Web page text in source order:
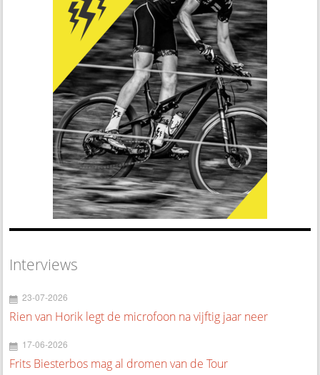
Interviews
23-07-2026
Rien van Horik legt de microfoon na vijftig jaar neer
17-06-2026
Frits Biesterbos mag al dromen van de Tour